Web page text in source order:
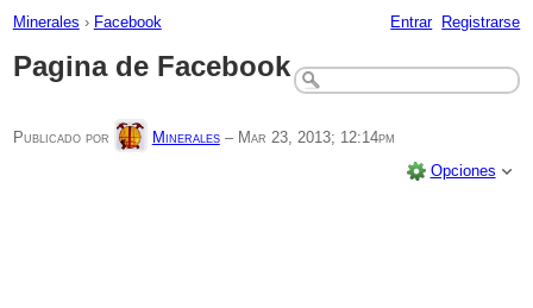
Minerales › Facebook Entrar Registrarse
Pagina de Facebook
Publicado por Minerales– Mar 23, 2013; 12:14pm
Opciones